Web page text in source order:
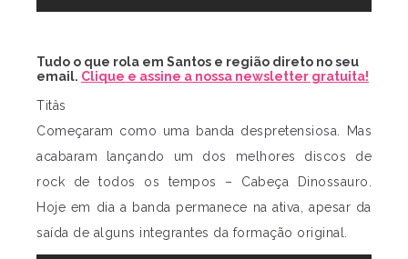
Tudo o que rola em Santos e região direto no seu
email. Clique e assine a nossa newsletter gratuita!
Titâs
Começaram como uma banda despretensiosa. Mas
acabaram lançando um dos melhores discos de
rock de todos os tempos – Cabeça Dinossauro.
Hoje em dia a banda permanece na ativa, apesar da
saída de alguns integrantes da formação original.